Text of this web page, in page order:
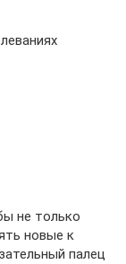
не только
новые к
палец